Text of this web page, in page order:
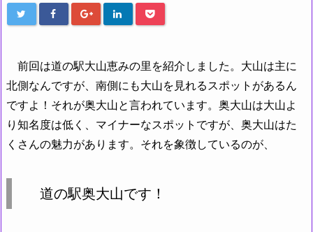
前回は道の駅大山恵みの里を紹介しました。大山は主に
北側なんですが、南側にも大山を見れるスポットがあるん
ですよ！それが奥大山と言われています。奥大山は大山よ
り知名度は低く、マイナーなスポットですが、奥大山はた
くさんの魅力があります。それを象徴しているのが、
道の駅奥大山です！